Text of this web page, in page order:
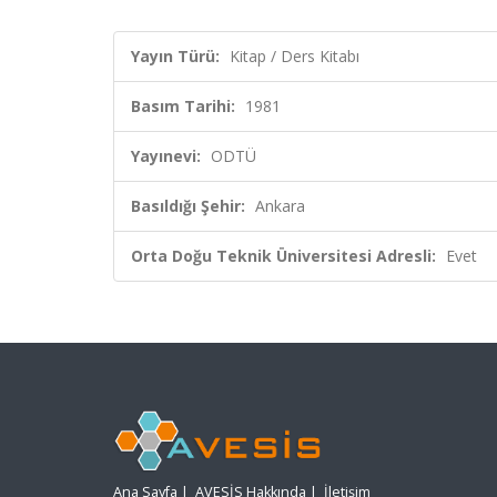
Yayın Türü: Kitap / Ders Kitabı
Basım Tarihi: 1981
Yayınevi: ODTÜ
Basıldığı Şehir: Ankara
Orta Doğu Teknik Üniversitesi Adresli: Evet
Ana Sayfa | AVESİS Hakkında | İletişim